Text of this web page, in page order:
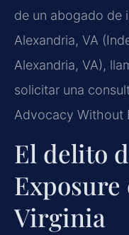
de un abogado de
Alexandria, VA
Alexandria, VA),
solicitar una
Advocacy Without
El delito
Virginia